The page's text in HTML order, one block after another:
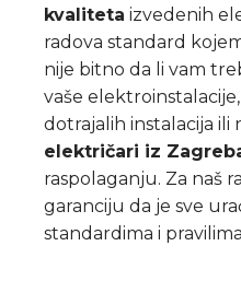
kvaliteta izvedenih
radova standard
nije bitno da li vam
vaše
dotrajalih instalacija ili
električari iz
raspolaganju. Za naš
garanciju da je sve
standardima i